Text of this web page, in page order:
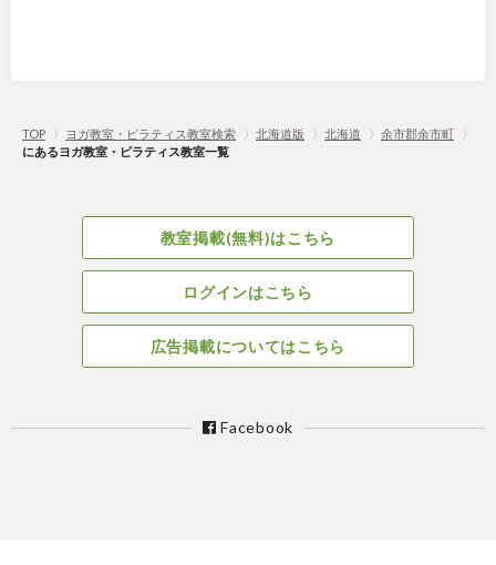
TOP 〉 ヨガ教室・ピラティス教室検索 〉 北海道版 〉 北海道 〉 余市郡余市町
〉
にあるヨガ教室・ピラティス教室一覧
教室掲載(無料)はこちら
ログインはこちら
広告掲載についてはこちら
Facebook